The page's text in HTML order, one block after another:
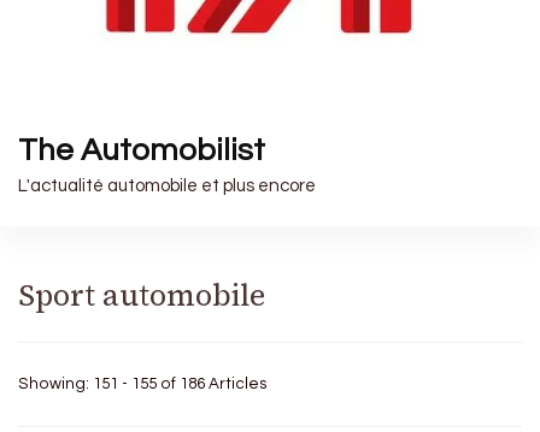
The Automobilist
L'actualité automobile et plus encore
Sport automobile
Showing: 151 - 155 of 186 Articles